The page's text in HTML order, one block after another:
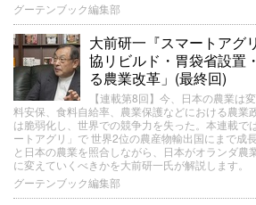
グーテンブック編集部
大前研一『スマートア
協リビルド・胃袋省設置
る農業改革」(最終回)
【連載第8回】今、日本の農業は
料安保、食料自給率、農業保護などにおける農業
は脆弱化し、世界での競争力を失った。本連載で
ートアグリ」で 世界2位の農産物輸出国にまで成
と日本の農業を照合しながら、日本がオランダ農
に変えていくべきかを大前研一氏が解説します。
グーテンブック編集部